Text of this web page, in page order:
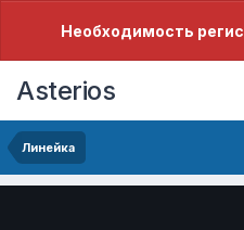
Необходимость
Asterios
Линейка